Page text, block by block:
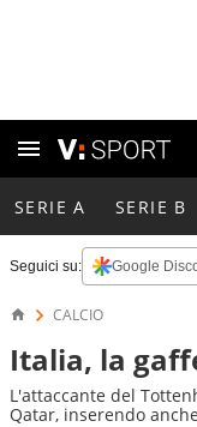
SERIE A SERIE B
Seguici su: Google
CALCIO
Italia, la
L'attaccante del
Qatar, inserendo